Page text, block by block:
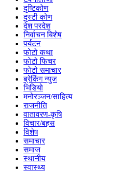
दृष्टिकोण
दृस्टी कोण
देश परदेश
निर्वाचन बिशेष
पर्यटन
फोटो कथा
फोटो फिचर
फोटो समाचार
ब्रेकिंग न्युज
भिडियो
मनोरञ्जन/साहित्य
राजनीति
वातावरण-कृषि
विचार/बहस
विशेष
समाचार
समाज
स्थानीय
स्वास्थ्य